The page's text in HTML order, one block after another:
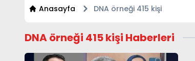
Anasayfa DNA örneği 415 kişi
DNA örneği 415 kişi Haberleri